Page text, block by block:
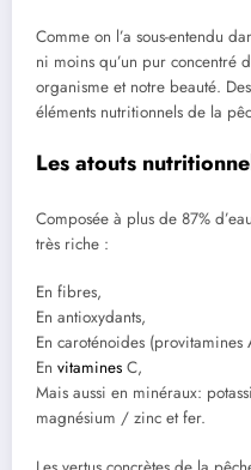
Comme on l’a sous-entendu
ni moins qu’un pur concentré
organisme et notre beauté.
éléments nutritionnels de la
Les atouts
Composée à plus de 87%
très riche :
En fibres,
En antioxydants,
En caroténoides (provitamines
En vitamines C,
Mais aussi en minéraux:
magnésium / zinc et fer.